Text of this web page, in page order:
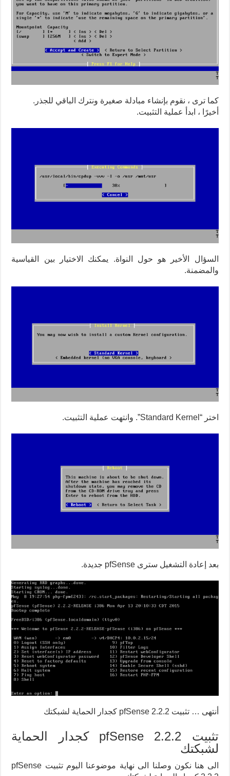
كما ترى ، نقوم بإنشاء مبادلة صغيرة ونترك الباقي للجذر.
أخيرًا ، ابدأ عملية التثبيت.
السؤال الأخير هو حول النواة. يمكنك الاختيار بين القياسية
والمضمنة.
اختر “Standard Kernel”. وانتهت عملية التثبيت.
بعد إعادة التشغيل سترى pfSense جديدة.
أنتهى … تثبيت pfSense 2.2.2 كجدار الحماية لشبكتك
تثبيت pfSense 2.2.2 كجدار الحماية
لشبكتك
الى هنا نكون وصلنا الى نهاية موضوعنا اليوم تثبيت pfSense